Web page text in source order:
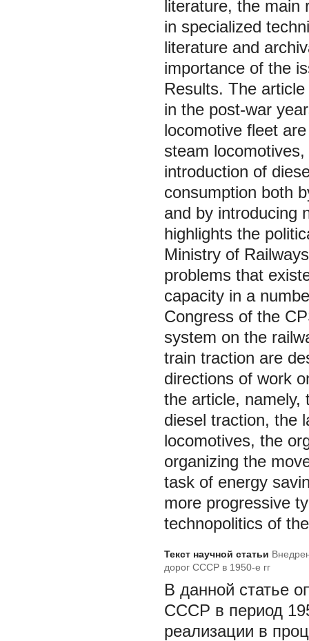
literature, the main
in specialized
literature and
importance of the
Results. The
in the post-war
locomotive fleet
steam
introduction of
consumption both
and by introducing
highlights the
Ministry of
problems that
capacity in a
Congress of the
system on the
train traction are
directions of work
the article, namely,
diesel traction, the
locomotives, the
organizing the
task of energy
more progressive
technopolitics of
Текст научной статьи
дорог СССР в 1950-е гг
В данной статье
СССР в период
реализации в